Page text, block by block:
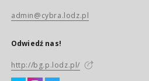
admin@cybra.lodz.pl
Odwiedź nas!
http://bg.p.lodz.pl/